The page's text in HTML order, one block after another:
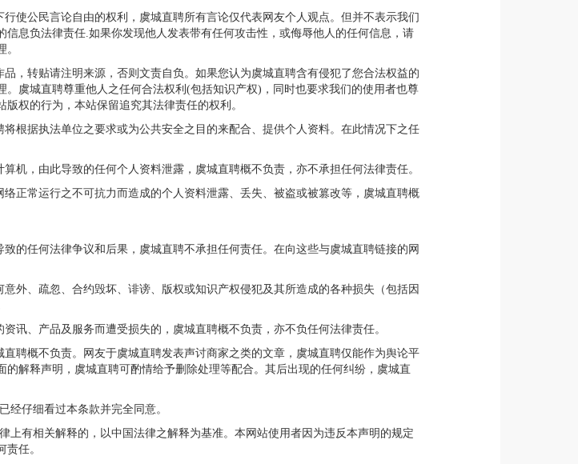
使公民言论自由的权利，虞城直聘所有言论仅代表网友个人观点。但并不表示我们
息负法律责任.如果你发现他人发表带有任何攻击性，或侮辱他人的任何信息，请
，转贴请注明来源，否则文责自负。如果您认为虞城直聘含有侵犯了您合法权益的
虞城直聘尊重他人之任何合法权利(包括知识产权)，同时也要求我们的使用者也尊
权的行为，本站保留追究其法律责任的权利。
根据执法单位之要求或为公共安全之目的来配合、提供个人资料。在此情况下之任
机，由此导致的任何个人资料泄露，虞城直聘概不负责，亦不承担任何法律责任。
正常运行之不可抗力而造成的个人资料泄露、丢失、被盗或被篡改等，虞城直聘概
的任何法律争议和后果，虞城直聘不承担任何责任。在向这些与虞城直聘链接的网
外、疏忽、合约毁坏、诽谤、版权或知识产权侵犯及其所造成的各种损失（包括因
讯、产品及服务而遭受损失的，虞城直聘概不负责，亦不负任何法律责任。
聘概不负责。网友于虞城直聘发表声讨商家之类的文章，虞城直聘仅能作为舆论平
解释声明，虞城直聘可酌情给予删除处理等配合。其后出现的任何纠纷，虞城直
经仔细看过本条款并完全同意。
上有相关解释的，以中国法律之解释为基准。本网站使用者因为违反本声明的规定
任。